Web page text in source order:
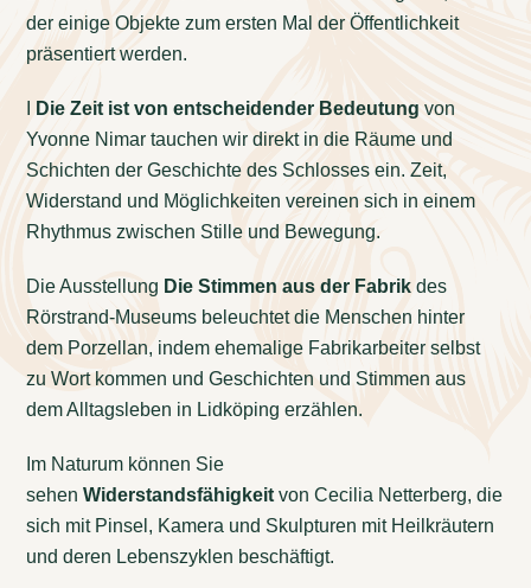
der einige Objekte zum ersten Mal der Öffentlichkeit
präsentiert werden.
Die Zeit ist von entscheidender Bedeutung von
Yvonne Nimar tauchen wir direkt in die Räume und
Schichten der Geschichte des Schlosses ein. Zeit,
Widerstand und Möglichkeiten vereinen sich in einem
Rhythmus zwischen Stille und Bewegung.
Die Ausstellung Die Stimmen aus der Fabrik des
Rörstrand-Museums beleuchtet die Menschen hinter
dem Porzellan, indem ehemalige Fabrikarbeiter selbst
zu Wort kommen und Geschichten und Stimmen aus
dem Alltagsleben in Lidköping erzählen.
Im Naturum können Sie
sehenWiderstandsfähigkeit von Cecilia Netterberg, die
sich mit Pinsel, Kamera und Skulpturen mit Heilkräutern
und deren Lebenszyklen beschäftigt.